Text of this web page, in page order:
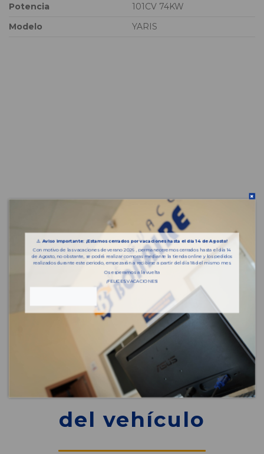
Potencia
101CV 74KW
Modelo
YARIS
Piezas almacenadas
del vehículo
⚠️ Aviso importante: ¡Estamos cerrados por vacaciones hasta el día 14 de Agosto!
Con motivo de las vacaciones de verano 2026 , permaneceremos cerrados hasta el día 14
de Agosto, no obstante, se podrá realizar compras mediante la tienda online y los pedidos
realizados durante este periodo, empezarán a recibirse a partir del día 18 del mismo mes.
Os esperamos a la vuelta
¡FELICES VACACIONES!